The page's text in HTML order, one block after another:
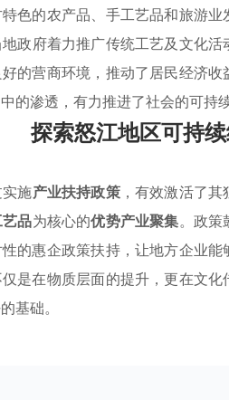
色的农产品、手工艺品和旅游
地政府着力推广传统工艺及文化
的营商环境，推动了居民经济
的渗透，有力推进了社会的可持
探索怒江地区可持
施产业扶持政策，有效激活了其
品为核心的优势产业聚集。政策
的惠企政策扶持，让地方企业
是在物质层面的提升，更在文
基础。